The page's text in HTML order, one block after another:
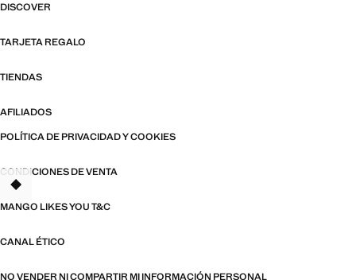
DISCOVER
TARJETA REGALO
TIENDAS
AFILIADOS
POLÍTICA DE PRIVACIDAD Y COOKIES
CONDICIONES DE VENTA
MANGO LIKES YOU T&C
CANAL ÉTICO
NO VENDER NI COMPARTIR MI INFORMACIÓN PERSONAL